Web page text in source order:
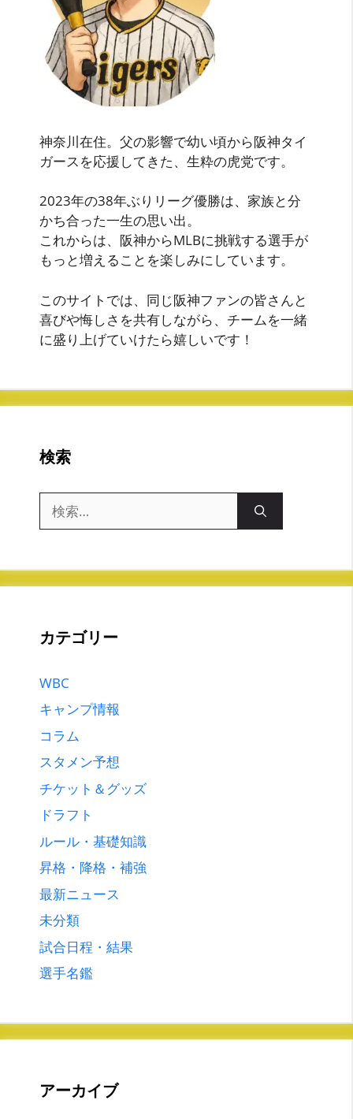
神奈川在住。父の影響で幼い頃から阪神タイ
ガースを応援してきた、生粋の虎党です。
2023年の38年ぶりリーグ優勝は、家族と分
かち合った一生の思い出。
これからは、阪神からMLBに挑戦する選手が
もっと増えることを楽しみにしています。
このサイトでは、同じ阪神ファンの皆さんと
喜びや悔しさを共有しながら、チームを一緒
に盛り上げていけたら嬉しいです！
検索
索:
カテゴリー
WBC
キャンプ情報
コラム
スタメン予想
チケット＆グッズ
ドラフト
ルール・基礎知識
昇格・降格・補強
最新ニュース
未分類
試合日程・結果
選手名鑑
アーカイブ